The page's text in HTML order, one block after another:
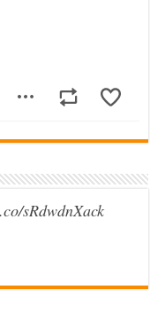
sRdwdnXack